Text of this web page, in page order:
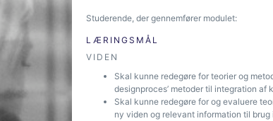
Studerende, der gennemfører modulet:
LÆRINGSMÅL
VIDEN
Skal kunne redegøre for teorier og
designproces’ metoder til integration
Skal kunne redegøre for og evaluere
ny viden og relevant information til